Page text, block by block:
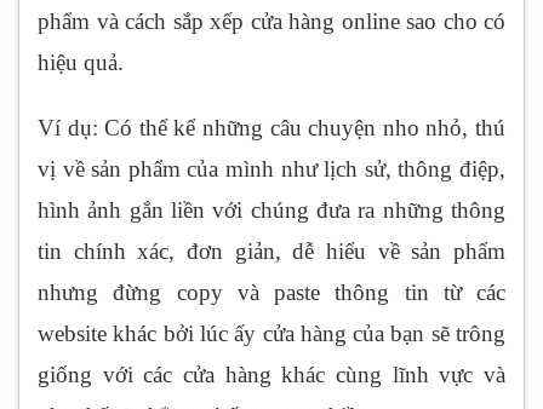
phẩm và cách sắp xếp cửa hàng online sao cho có
hiệu quả.
Ví dụ: Có thể kể những câu chuyện nho nhỏ, thú
vị về sản phẩm của mình như lịch sử, thông điệp,
hình ảnh gắn liền với chúng đưa ra những thông
tin chính xác, đơn giản, dễ hiểu về sản phẩm
nhưng đừng copy và paste thông tin từ các
website khác bởi lúc ấy cửa hàng của bạn sẽ trông
giống với các cửa hàng khác cùng lĩnh vực và